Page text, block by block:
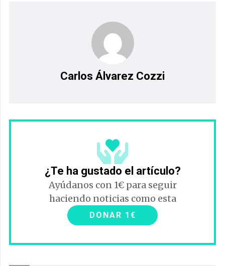
Carlos Álvarez Cozzi
¿Te ha gustado el artículo?
Ayúdanos con 1€ para seguir
haciendo noticias como esta
DONAR 1€